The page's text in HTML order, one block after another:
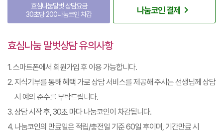
효심나눔말벗 상담요금
30초당 200나눔코인 차감
나눔코인 결제navigate_next
효심나눔 말벗상담 유의사항
1. 스마트폰에서 회원가입 후 이용 가능합니다.
2. 지식기부를 통해 혜택 가로 상담 서비스를 제공해 주시는 선생님께 상담
시 예의 준수를 부탁드립니다.
3. 상담 시작 후, 30초 마다 나눔코인이 차감됩니다.
4. 나눔코인의 만료일은 적립/충전일 기준 60일 후이며, 기간만료 시